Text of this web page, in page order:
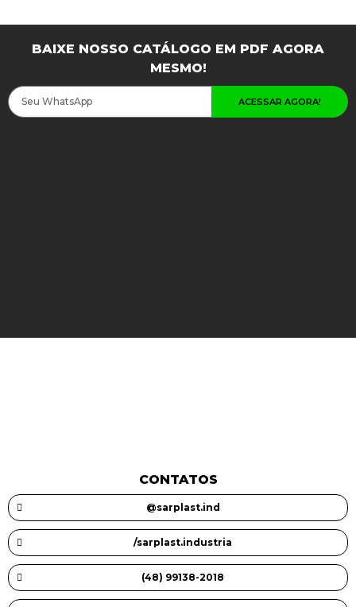
BAIXE NOSSO CATÁLOGO EM PDF AGORA
MESMO!
ACESSAR AGORA!
CONTATOS
@sarplast.ind
/sarplast.industria
(48) 99138-2018